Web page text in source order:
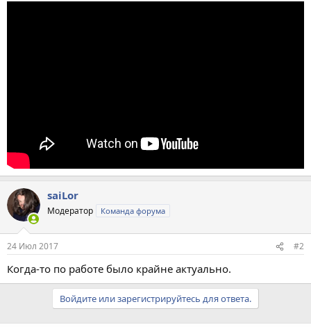
saiLor
Модератор Команда форума
24 Июл 2017 #2
Когда-то по работе было крайне актуально.
Войдите или зарегистрируйтесь для ответа.